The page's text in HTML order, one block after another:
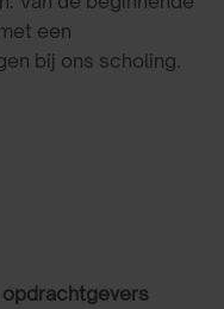
een
bij ons scholing.
opdrachtgevers